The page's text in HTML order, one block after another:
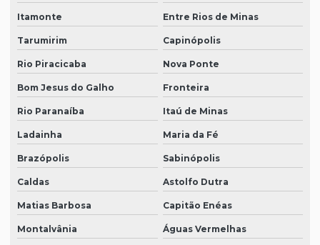
Itamonte Entre Rios de Minas
Tarumirim Capinópolis
Rio Piracicaba Nova Ponte
Bom Jesus do Galho Fronteira
Rio Paranaíba Itaú de Minas
Ladainha Maria da Fé
Brazópolis Sabinópolis
Caldas Astolfo Dutra
Matias Barbosa Capitão Enéas
Montalvânia Águas Vermelhas